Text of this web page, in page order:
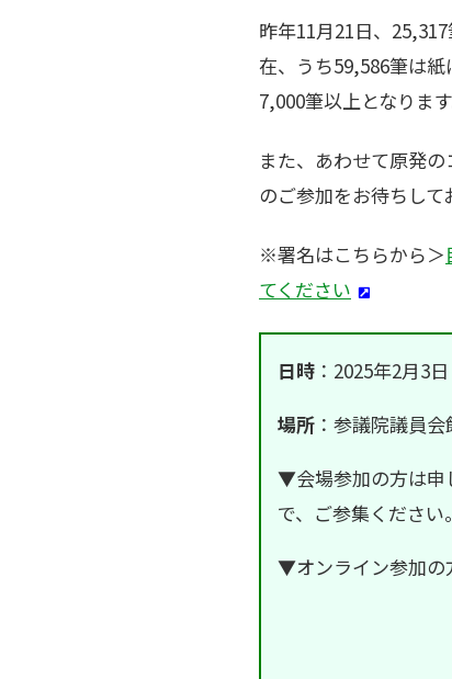
昨年11月21日、
在、うち59,586筆は
7,000筆以上となります
また、あわせて原発
のご参加をお待ちして
※署名はこちらから＞
てください
日時 ：2025年2月3
場所 ：参議院議員
▼会場参加の方は申
で、ご参集ください。
▼オンライン参加の